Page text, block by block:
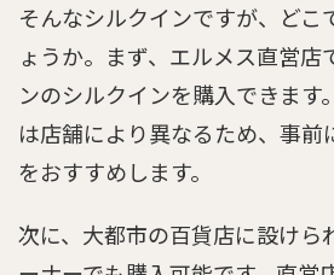
そんなシルクインですが、どこ
ょうか。まず、エルメス直営店
ンのシルクインを購入できます
は店舗により異なるため、事前
をおすすめします。
次に、大都市の百貨店に設けら